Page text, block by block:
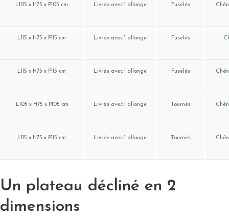
L105 x H75 x P105 cm Livrée avec 1 allonge Fuselés
L115 x H75 x P115 cm Livrée avec 1 allonge Fuselés
L115 x H75 x P115 cm Livrée avec 1 allonge Fuselés
L105 x H75 x P105 cm Livrée avec 1 allonge Tournés
L115 x H75 x P115 cm Livrée avec 1 allonge Tournés
Un plateau décliné en 2
dimensions